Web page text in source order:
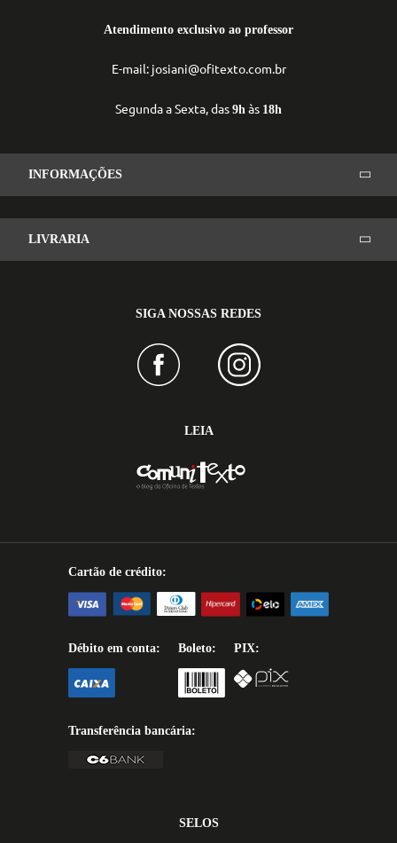
Atendimento exclusivo ao professor
E-mail: josiani@ofitexto.com.br
Segunda a Sexta, das 9h às 18h
INFORMAÇÕES
LIVRARIA
SIGA NOSSAS REDES
LEIA
Cartão de crédito:
Débito em conta: Boleto: PIX:
Transferência bancária:
SELOS